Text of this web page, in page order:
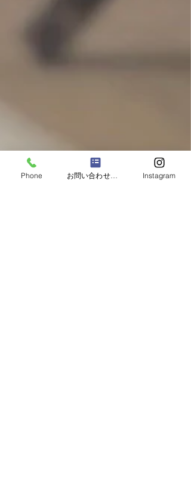
Phone お問い合わせフォーム Instagram